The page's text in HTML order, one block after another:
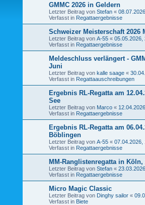
GMMC 2026 in Geldern
Letzter Beitrag von Stefan «
Verfasst in Regattaergebnisse
Schweizer Meisterschaft 2026
Letzter Beitrag von A-55 « 05.05.2026,
Verfasst in Regattaergebnisse
Meldeschluss verlängert -
Juni
Letzter Beitrag von kalle saage «
Verfasst in Regattaauschreibungen
Ergebnis RL-Regatta am
See
Letzter Beitrag von Marco «
Verfasst in Regattaergebnisse
Ergebnis RL-Regatta am
Böblingen
Letzter Beitrag von A-55 « 07.04.2026,
Verfasst in Regattaergebnisse
MM-Ranglistenregatta in Köln,
Letzter Beitrag von Stefan «
Verfasst in Regattaergebnisse
Micro Magic Classic
Letzter Beitrag von Dinghy sailor «
Verfasst in Biete